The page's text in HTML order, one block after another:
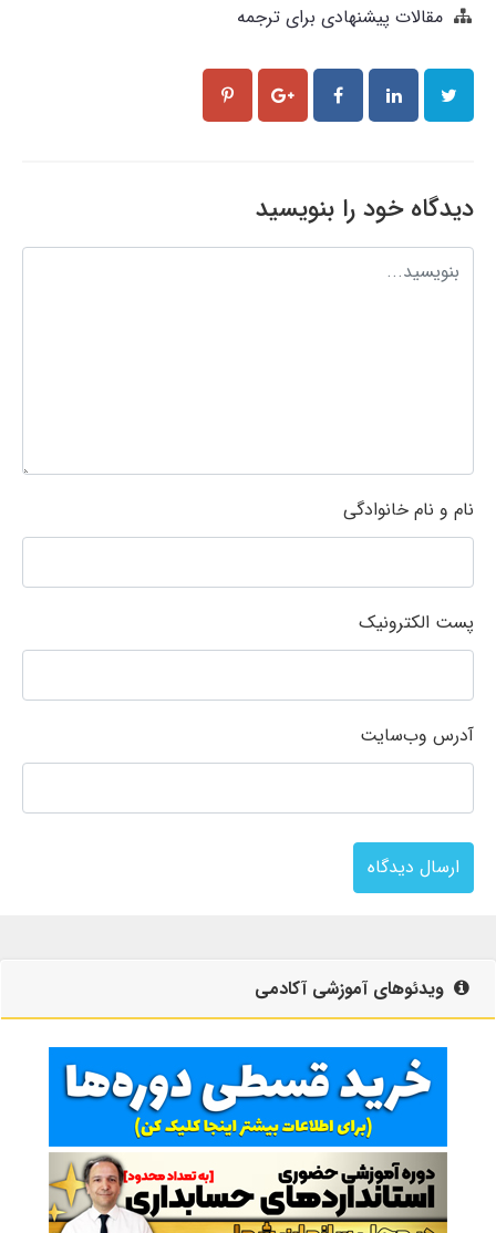
مقالات پیشنهادی برای ترجمه
دیدگاه خود را بنویسید
نام و نام خانوادگی
پست الکترونیک
آدرس وب‌سایت
ارسال دیدگاه
ویدئوهای آموزشی آکادمی